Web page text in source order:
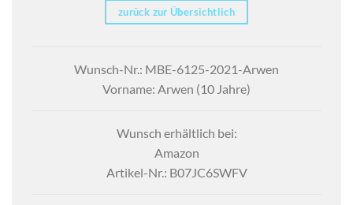
zurück zur Übersichtlich
Wunsch-Nr.: MBE-6125-2021-Arwen
Vorname: Arwen (10 Jahre)
Wunsch erhältlich bei:
Amazon
Artikel-Nr.: B07JC6SWFV